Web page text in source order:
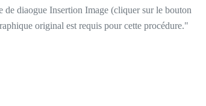
de diaogue Insertion Image (cliquer sur le bouton
original est requis pour cette procédure."